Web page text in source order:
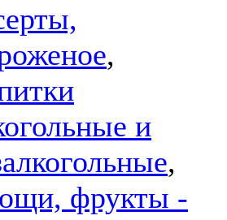
,
и
,
фрукты -